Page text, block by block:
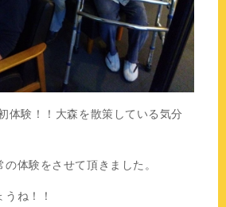
体験！！大森を散策している気分
体験をさせて頂きました。
ね！！